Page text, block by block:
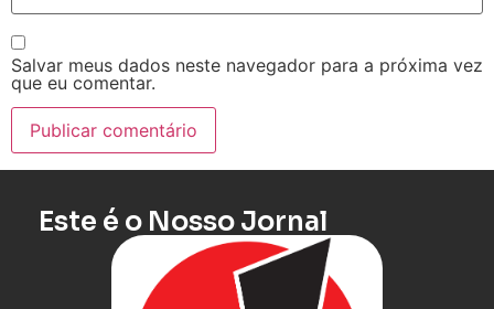
Salvar meus dados neste navegador para a próxima vez
que eu comentar.
Este é o Nosso Jornal